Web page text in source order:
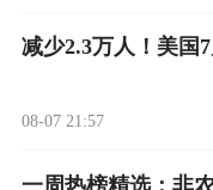
08-07 21:57